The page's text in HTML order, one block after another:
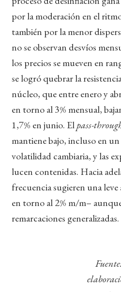
por la moderación en el
también por la menor
no se observan desvíos
los precios se mueven en
se logró quebrar la
núcleo, que entre enero y
en torno al 3% mensual,
1,7% en junio. Elpass-
mantiene bajo, incluso en
volatilidad cambiaria, y las
lucen contenidas. Hacia
frecuencia sugieren una
en torno al 2% m/m–
remarcaciones generalizadas.